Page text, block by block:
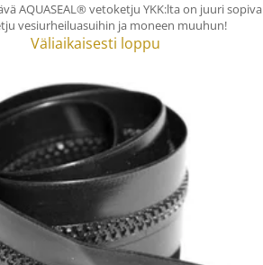
AQUASEAL® vetoketju YKK:lta on juuri sopiva
vesiurheiluasuihin ja moneen muuhun!
Väliaikaisesti loppu